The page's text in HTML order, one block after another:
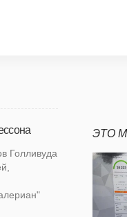
Голливуда
ЭТО